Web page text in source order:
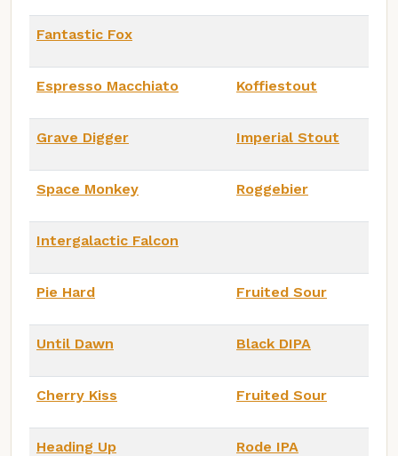
Fantastic Fox
Espresso Macchiato Koffiestout
Grave Digger Imperial Stout
Space Monkey Roggebier
Intergalactic Falcon
Pie Hard Fruited Sour
Until Dawn Black DIPA
Cherry Kiss Fruited Sour
Heading Up Rode IPA